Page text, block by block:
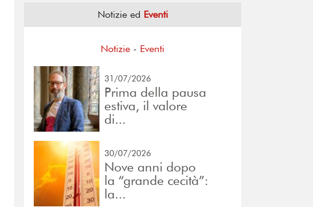
Notizie ed Eventi
Notizie - Eventi
31/07/2026
Prima della pausa
estiva, il valore
di...
30/07/2026
Nove anni dopo
la “grande cecità”:
la...